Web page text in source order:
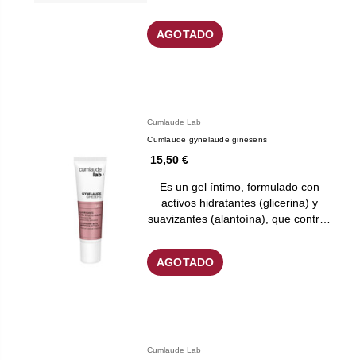
AGOTADO
Cumlaude Lab
Cumlaude gynelaude ginesens
15,50 €
Es un gel íntimo, formulado con
activos hidratantes (glicerina) y
suavizantes (alantoína), que contr…
AGOTADO
Cumlaude Lab